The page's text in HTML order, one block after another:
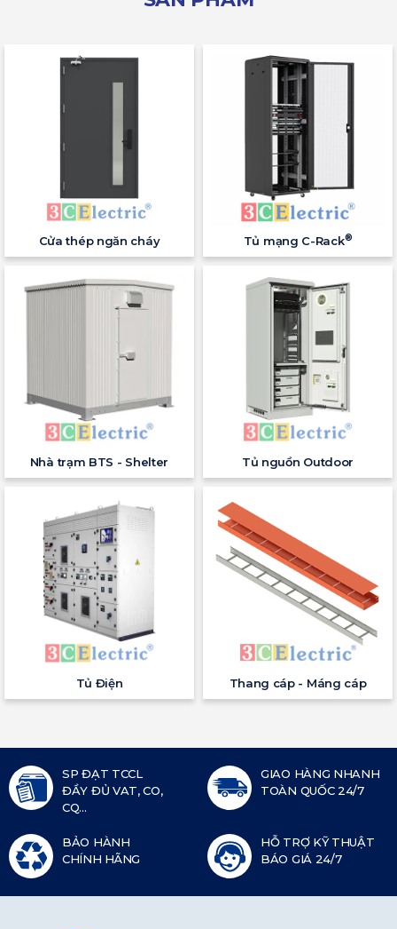
Cửa thép ngăn cháy Tủ mạng C-Rack®
Nhà trạm BTS - Shelter Tủ nguồn Outdoor
Tủ Điện Thang cáp - Máng cáp
SP ĐẠT TCCL
ĐẦY ĐỦ VAT, CO,
CQ...
GIAO HÀNG NHANH
TOÀN QUỐC 24/7
BẢO HÀNH
CHÍNH HÃNG
HỖ TRỢ KỸ THUẬT
BÁO GIÁ 24/7